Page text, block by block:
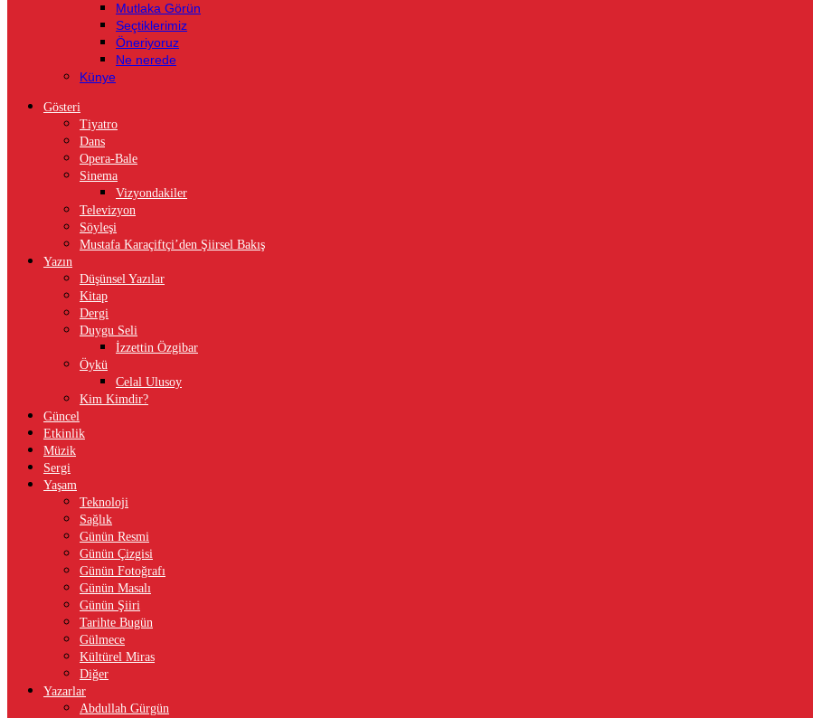
Mutlaka Görün
Seçtiklerimiz
Öneriyoruz
Ne nerede
Künye
Gösteri
Tiyatro
Dans
Opera-Bale
Sinema
Vizyondakiler
Televizyon
Söyleşi
Mustafa Karaçiftçi’den Şiirsel Bakış
Yazın
Düşünsel Yazılar
Kitap
Dergi
Duygu Seli
İzzettin Özgibar
Öykü
Celal Ulusoy
Kim Kimdir?
Güncel
Etkinlik
Müzik
Sergi
Yaşam
Teknoloji
Sağlık
Günün Resmi
Günün Çizgisi
Günün Fotoğrafı
Günün Masalı
Günün Şiiri
Tarihte Bugün
Gülmece
Kültürel Miras
Diğer
Yazarlar
Abdullah Gürgün